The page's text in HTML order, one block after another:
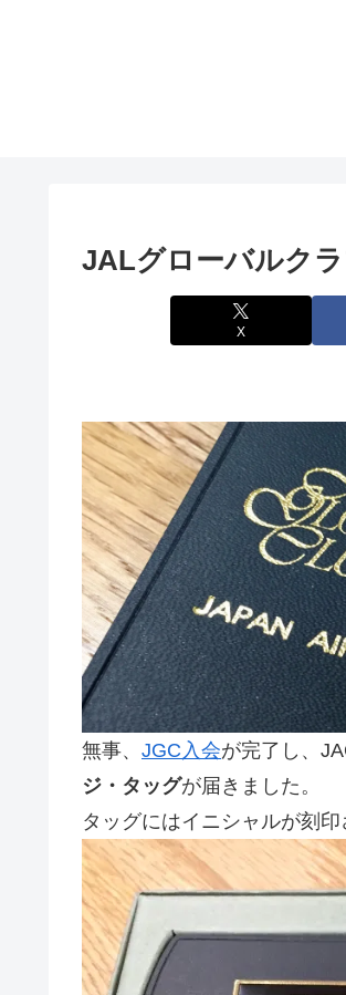
JALグローバルク
X
無事、 JGC入会が完了し、
ジ・タッグが届きました。
タッグにはイニシャルが刻印